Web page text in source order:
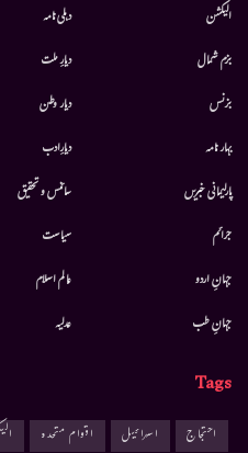
الیکشن
بزم شمال
بزنس
بہار نامہ
پارلیمانی خبریں
جرائم
جہانِ اردو
جہانِ طب
دہلی نامہ
دیارِ ملت
دیار وطن
دیارِادب
سائنس و تحقیق
سیاست
عالم اسلام
عدلیہ
Tags
احتجاج اسرائیل اقوام متحدہ